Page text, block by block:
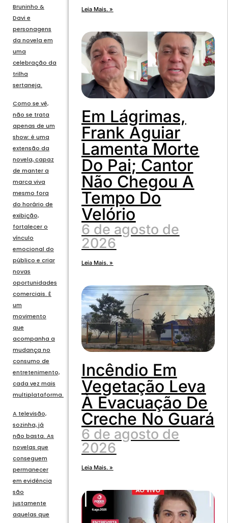
Bruninho &
Davi e
personagens
da novela em
uma
celebração da
trilha
sertaneja.
Como se vê,
não se trata
apenas de um
show: é uma
extensão da
novela, capaz
de manter a
marca viva
mesmo fora
do horário de
exibição,
fortalecer o
vínculo
emocional do
público e criar
novas
oportunidades
comerciais. É
um
movimento
que
acompanha a
mudança no
consumo de
entretenimento,
cada vez mais
multiplataforma.
A televisão,
sozinha, já
não basta. As
novelas que
conseguem
permanecer
em evidência
são
justamente
aquelas que
Leia Mais. »
Em Lágrimas,
Frank Aguiar
Lamenta Morte
Do Pai; Cantor
Não Chegou A
Tempo Do
Velório
6 de agosto de
2026
Leia Mais. »
Incêndio Em
Vegetação Leva
À Evacuação De
Creche No Guará
6 de agosto de
2026
Leia Mais. »